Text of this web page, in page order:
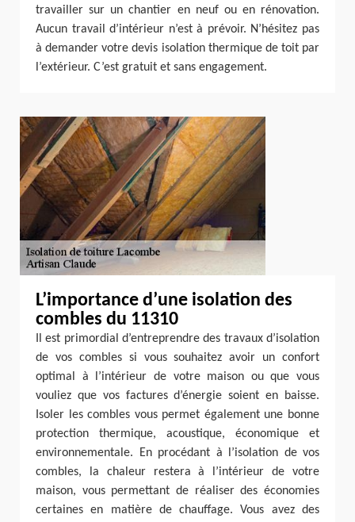
travailler sur un chantier en neuf ou en rénovation.
Aucun travail d’intérieur n’est à prévoir. N’hésitez pas
à demander votre devis isolation thermique de toit par
l’extérieur. C’est gratuit et sans engagement.
L’importance d’une isolation des
combles du 11310
Il est primordial d’entreprendre des travaux d’isolation
de vos combles si vous souhaitez avoir un confort
optimal à l’intérieur de votre maison ou que vous
vouliez que vos factures d’énergie soient en baisse.
Isoler les combles vous permet également une bonne
protection thermique, acoustique, économique et
environnementale. En procédant à l’isolation de vos
combles, la chaleur restera à l’intérieur de votre
maison, vous permettant de réaliser des économies
certaines en matière de chauffage. Vous avez des